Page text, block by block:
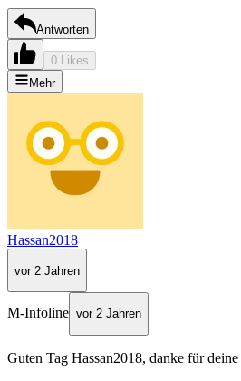
Antworten
0 Likes
Mehr
Hassan2018
vor 2 Jahren
M-Infoline vor 2 Jahren
Guten Tag Hassan2018, danke für